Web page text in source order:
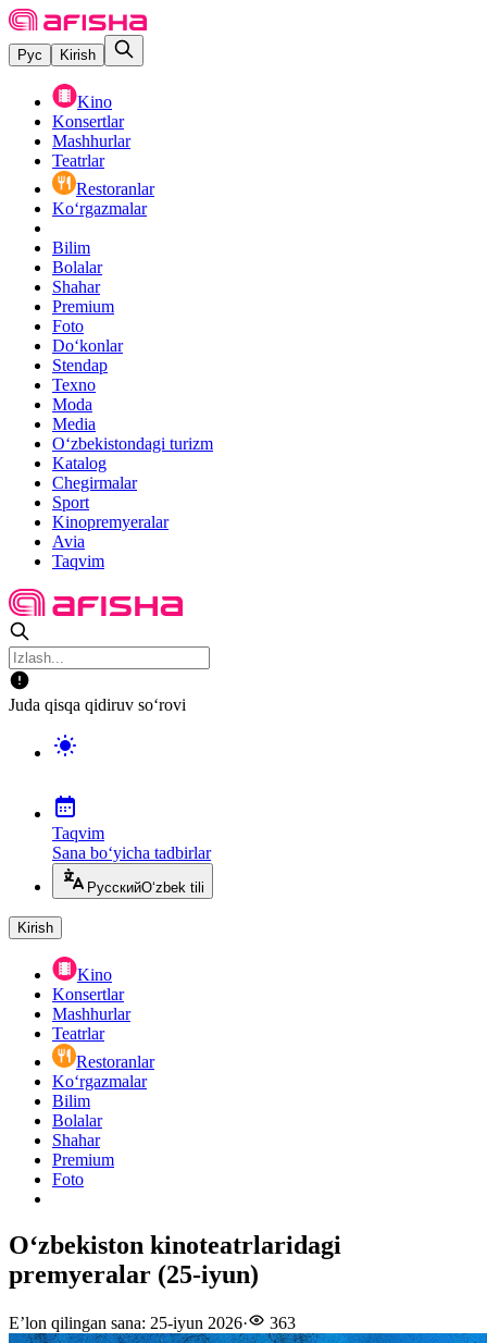
Рус Kirish
Kino
Konsertlar
Mashhurlar
Teatrlar
Restoranlar
Ko‘rgazmalar
Bilim
Bolalar
Shahar
Premium
Foto
Do‘konlar
Stendap
Texno
Moda
Media
O‘zbekistondagi turizm
Katalog
Chegirmalar
Sport
Kinopremyeralar
Avia
Taqvim
Juda qisqa qidiruv so‘rovi
Taqvim
Sana bo‘yicha tadbirlar
РусскийO‘zbek tili
Kirish
Kino
Konsertlar
Mashhurlar
Teatrlar
Restoranlar
Ko‘rgazmalar
Bilim
Bolalar
Shahar
Premium
Foto
Oʻzbekiston kinoteatrlaridagi
premyeralar (25-iyun)
E’lon qilingan sana: 25-iyun 2026· 363